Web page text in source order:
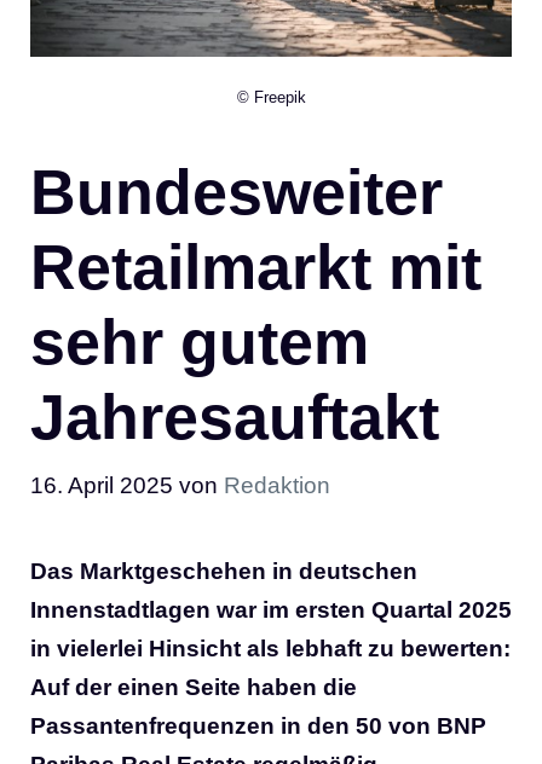
© Freepik
Bundesweiter
Retailmarkt mit
sehr gutem
Jahresauftakt
16. April 2025 von Redaktion
Das Marktgeschehen in deutschen
Innenstadtlagen war im ersten Quartal 2025
in vielerlei Hinsicht als lebhaft zu bewerten:
Auf der einen Seite haben die
Passantenfrequenzen in den 50 von BNP